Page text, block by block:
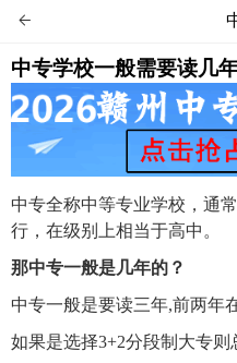

中专学校一般需要读几
中专全称中等专业学校，通
行，在级别上相当于高中。
那中专一般是几年的？
中专一般是要读三年,前两年
如果是选择3+2分段制大专则